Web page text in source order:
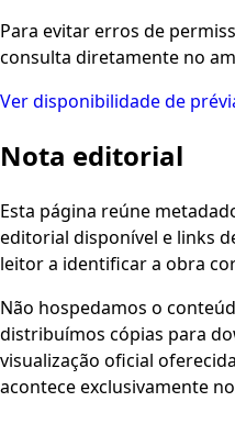
Para evitar erros de
consulta diretamente no
Ver disponibilidade de
Nota editorial
Esta página reúne
editorial disponível e links
leitor a identificar a obra
Não hospedamos o
distribuímos cópias para
visualização oficial
acontece exclusivamente